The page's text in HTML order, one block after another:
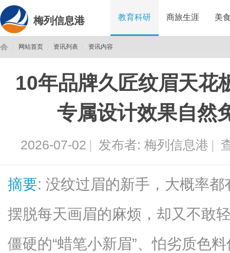
梅列信息港 教育科研 商旅生涯 美
网站首页 资讯列表
›
资讯内容
10年品牌久匠纹眉天花
专属设计效果自然
2026-07-02 | 发布者: 梅列信息港 |
摘要: 没纹过眉的新手，大概率
摆脱每天画眉的麻烦，却又不敢
僵硬的“蜡笔小新眉”、怕劣质色